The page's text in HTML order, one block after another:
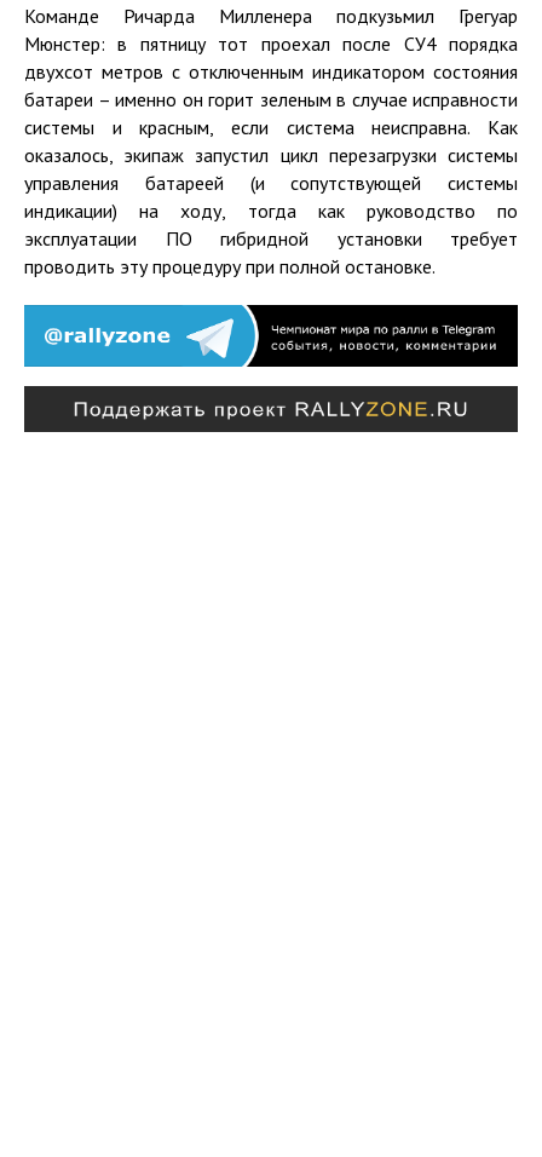
Команде Ричарда Милленера подкузьмил Грегуар
Мюнстер: в пятницу тот проехал после СУ4 порядка
двухсот метров с отключенным индикатором состояния
батареи – именно он горит зеленым в случае исправности
системы и красным, если система неисправна. Как
оказалось, экипаж запустил цикл перезагрузки системы
управления батареей (и сопутствующей системы
индикации) на ходу, тогда как руководство по
эксплуатации ПО гибридной установки требует
проводить эту процедуру при полной остановке.